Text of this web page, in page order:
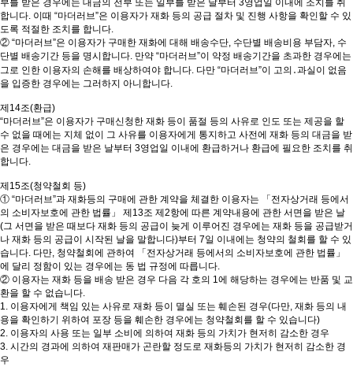
부를 받은 경우에는 대금의 전부 또는 일부를 받은 날부터 3영업일 이내에 조치를 취
합니다. 이때 “마더러브”은 이용자가 재화 등의 공급 절차 및 진행 사항을 확인할 수 있
도록 적절한 조치를 합니다.
② “마더러브”은 이용자가 구매한 재화에 대해 배송수단, 수단별 배송비용 부담자, 수
단별 배송기간 등을 명시합니다. 만약 “마더러브”이 약정 배송기간을 초과한 경우에는
그로 인한 이용자의 손해를 배상하여야 합니다. 다만 “마더러브”이 고의․과실이 없음
을 입증한 경우에는 그러하지 아니합니다.
제14조(환급)
“마더러브”은 이용자가 구매신청한 재화 등이 품절 등의 사유로 인도 또는 제공을 할
수 없을 때에는 지체 없이 그 사유를 이용자에게 통지하고 사전에 재화 등의 대금을 받
은 경우에는 대금을 받은 날부터 3영업일 이내에 환급하거나 환급에 필요한 조치를 취
합니다.
제15조(청약철회 등)
① “마더러브”과 재화등의 구매에 관한 계약을 체결한 이용자는 「전자상거래 등에서
의 소비자보호에 관한 법률」 제13조 제2항에 따른 계약내용에 관한 서면을 받은 날
(그 서면을 받은 때보다 재화 등의 공급이 늦게 이루어진 경우에는 재화 등을 공급받거
나 재화 등의 공급이 시작된 날을 말합니다)부터 7일 이내에는 청약의 철회를 할 수 있
습니다. 다만, 청약철회에 관하여 「전자상거래 등에서의 소비자보호에 관한 법률」
에 달리 정함이 있는 경우에는 동 법 규정에 따릅니다.
② 이용자는 재화 등을 배송 받은 경우 다음 각 호의 1에 해당하는 경우에는 반품 및 교
환을 할 수 없습니다.
1. 이용자에게 책임 있는 사유로 재화 등이 멸실 또는 훼손된 경우(다만, 재화 등의 내
용을 확인하기 위하여 포장 등을 훼손한 경우에는 청약철회를 할 수 있습니다)
2. 이용자의 사용 또는 일부 소비에 의하여 재화 등의 가치가 현저히 감소한 경우
3. 시간의 경과에 의하여 재판매가 곤란할 정도로 재화등의 가치가 현저히 감소한 경
우